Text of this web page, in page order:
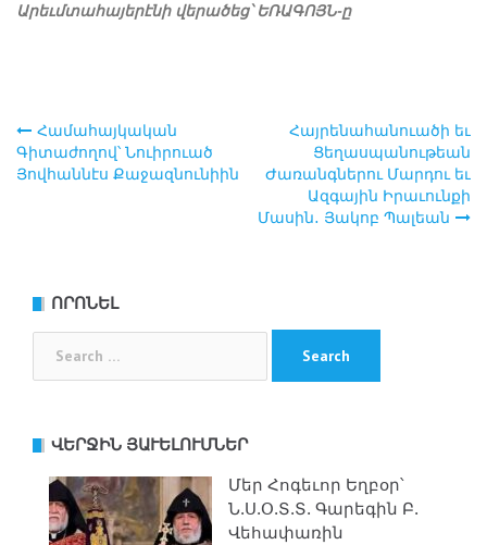
Արեւմտահայերէնի վերածեց՝ ԵՌԱԳՈՅՆ-ը
Post
Համահայկական
Գիտաժողով՝ Նուիրուած
Յովհաննէս Քաջազնունիին
Հայրենահանուածի եւ
Ցեղասպանութեան
Ժառանգներու Մարդու եւ
Ազգային Իրաւունքի
Մասին․ Յակոբ Պալեան
ՈՐՈՆԵԼ
ՎԵՐՋԻՆ ՅԱՒԵԼՈՒՄՆԵՐ
Մեր Հոգեւոր Եղբօր՝
Ն.Ս.Օ.Տ.Տ. Գարեգին Բ.
Վեհափառին